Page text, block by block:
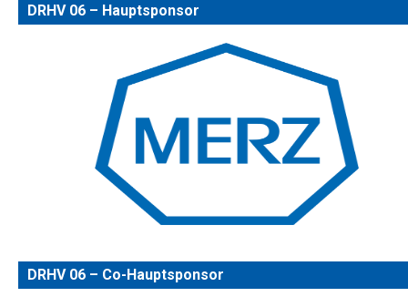
DRHV 06 – Hauptsponsor
DRHV 06 – Co-Hauptsponsor